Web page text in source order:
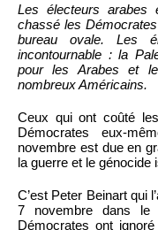
Les électeurs arabes
chassé les
bureau ovale. Les
incontournable : la
pour les Arabes et
nombreux Américains.
Ceux qui ont coûté
Démocrates eux-
novembre est due en
la guerre et le génocide
C’est Peter Beinart qui
7 novembre dans le
Démocrates ont